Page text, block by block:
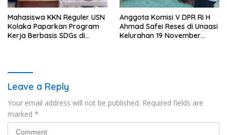
Mahasiswa KKN Reguler USN
Kolaka Paparkan Program
Kerja Berbasis SDGs di
Anggota Komisi V DPR RI H
Ahmad Safei Reses di Unaasi
Kelurahan 19 November
Leave a Reply
Your email address will not be published. Required fields are
marked *